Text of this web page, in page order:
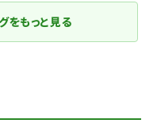
をもっと見る